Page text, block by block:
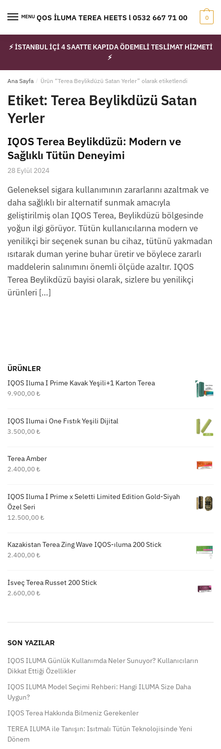
MENUIQOS İLUMA TEREA HEETS l 0532 667 71 00 0
⚡ İSTANBUL İÇİ 4 SAATTE KAPIDA ÖDEMELİ TESLİMAT HİZMETİ
⚡
Ana Sayfa / Ürün “Terea Beylikdüzü Satan Yerler” olarak etiketlendi
Etiket: Terea Beylikdüzü Satan
Yerler
IQOS Terea Beylikdüzü: Modern ve
Sağlıklı Tütün Deneyimi
28 Eylül 2024
Geleneksel sigara kullanımının zararlarını azaltmak ve
daha sağlıklı bir alternatif sunmak amacıyla
geliştirilmiş olan IQOS Terea, Beylikdüzü bölgesinde
yoğun ilgi görüyor. Tütün kullanıcılarına modern ve
yenilikçi bir seçenek sunan bu cihaz, tütünü yakmadan
ısıtarak duman yerine buhar üretir ve böylece zararlı
maddelerin salınımını önemli ölçüde azaltır. IQOS
Terea Beylikdüzü bayisi olarak, sizlere bu yenilikçi
ürünleri […]
ÜRÜNLER
IQOS Iluma I Prime Kavak Yeşili+1 Karton Terea
9.900,00 ₺
IQOS Iluma i One Fıstık Yeşili Dijital
3.500,00 ₺
Terea Amber
2.400,00 ₺
IQOS Iluma İ Prime x Seletti Limited Edition Gold-Siyah
Özel Seri
12.500,00 ₺
Kazakistan Terea Zing Wave IQOS-ıluma 200 Stick
2.400,00 ₺
İsveç Terea Russet 200 Stick
2.600,00 ₺
SON YAZILAR
IQOS ILUMA Günlük Kullanımda Neler Sunuyor? Kullanıcıların
Dikkat Ettiği Özellikler
IQOS ILUMA Model Seçimi Rehberi: Hangi ILUMA Size Daha
Uygun?
IQOS Terea Hakkında Bilmeniz Gerekenler
TEREA ILUMA ile Tanışın: Isıtmalı Tütün Teknolojisinde Yeni
Dönem